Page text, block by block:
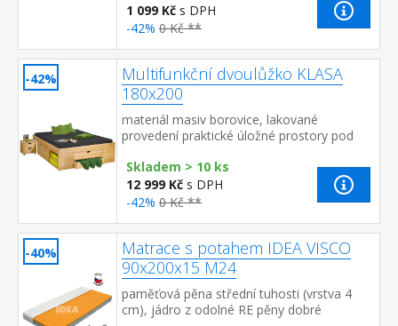
1 099 Kč s DPH
-42% 0 Kč **
-42%
Multifunkční dvoulůžko KLASA
180x200
materiál masiv borovice, lakované
provedení praktické úložné prostory pod
stolky a rošt (dřevěný...
Skladem > 10 ks
12 999 Kč s DPH
-42% 0 Kč **
-40%
Matrace s potahem IDEA VISCO
90x200x15 M24
paměťová pěna střední tuhosti (vrstva 4
cm), jádro z odolné RE pěny dobré